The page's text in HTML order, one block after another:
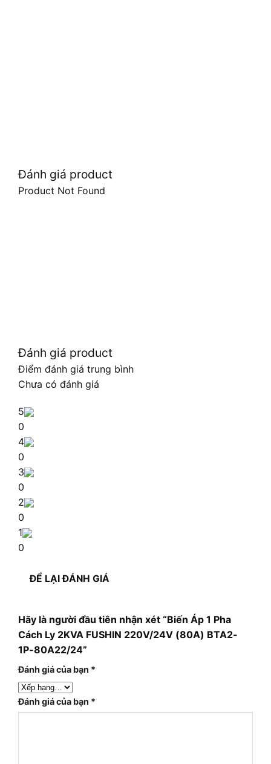
Đánh giá product
Product Not Found
Đánh giá product
Điểm đánh giá trung bình
Chưa có đánh giá
5
0
4
0
3
0
2
0
1
0
ĐỂ LẠI ĐÁNH GIÁ
Hãy là người đầu tiên nhận xét “Biến Áp 1 Pha
Cách Ly 2KVA FUSHIN 220V/24V (80A) BTA2-
1P-80A22/24”
Đánh giá của bạn *
Đánh giá của bạn *